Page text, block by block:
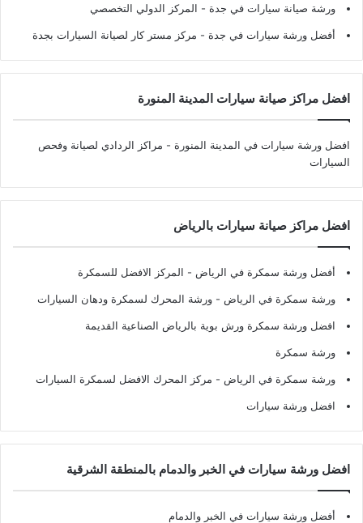
ورشة صيانة سيارات في جدة - المركز الدولي التخصصي
أفضل ورشة سيارات في جدة - مركز مستر كار لصيانة السيارات بجدة
افضل مراكز صيانة سيارات المدينة المنورة
افضل ورشة سيارات في المدينة المنورة - مراكز الردادي لصيانة وفحص
السيارات
افضل مراكز صيانة سيارات بالرياض
أفضل ورشة سمكرة في الرياض - المركز الافضل للسمكرة
ورشة سمكرة في الرياض - ورشة المحرك لسمكرة ودهان السيارات
افضل ورشة سمكرة ورش بوية بالرياض الصناعية القديمة
ورشة سمكرة
ورشة سمكرة في الرياض - مركز المحرك الافضل لسمكرة السيارات
افضل ورشة سيارات
افضل ورشة سيارات في الخبر والدمام بالمنطقة الشرقية
أفضل ورشة سيارات في الخبر والدمام